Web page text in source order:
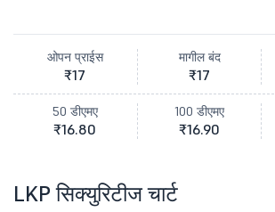
ओपन प्राईस
₹17
मागील बंद
₹17
50 डीएमए
₹16.80
100 डीएमए
₹16.90
LKP सिक्युरिटीज चार्ट